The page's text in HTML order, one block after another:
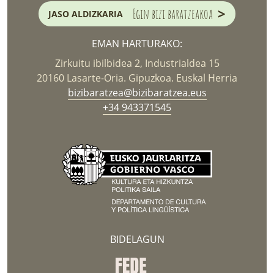
JASO ALDIZKARIA Egin bizi baratzeakoa >
EMAN HARTURAKO:
Zirkuitu ibilbidea 2, Industrialdea 15
20160 Lasarte-Oria. Gipuzkoa. Euskal Herria
bizibaratzea@bizibaratzea.eus
+34 943371545
BIDELAGUN